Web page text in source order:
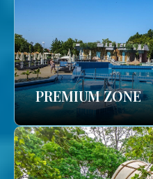
PREMIUM ZONE